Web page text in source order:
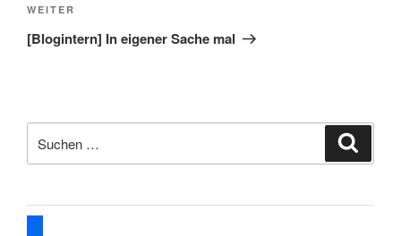
Nächster
Beitrag
WEITER
[Blogintern] In eigener Sache mal
nach:
facebook